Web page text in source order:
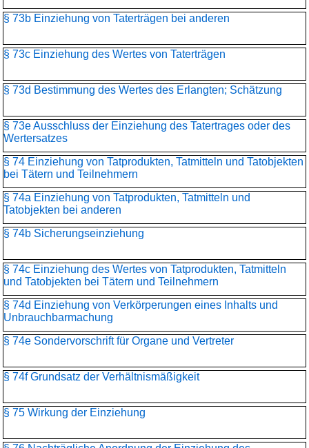
§ 73b Einziehung von Taterträgen bei anderen
§ 73c Einziehung des Wertes von Taterträgen
§ 73d Bestimmung des Wertes des Erlangten; Schätzung
§ 73e Ausschluss der Einziehung des Tatertrages oder des
Wertersatzes
§ 74 Einziehung von Tatprodukten, Tatmitteln und Tatobjekten
bei Tätern und Teilnehmern
§ 74a Einziehung von Tatprodukten, Tatmitteln und
Tatobjekten bei anderen
§ 74b Sicherungseinziehung
§ 74c Einziehung des Wertes von Tatprodukten, Tatmitteln
und Tatobjekten bei Tätern und Teilnehmern
§ 74d Einziehung von Verkörperungen eines Inhalts und
Unbrauchbarmachung
§ 74e Sondervorschrift für Organe und Vertreter
§ 74f Grundsatz der Verhältnismäßigkeit
§ 75 Wirkung der Einziehung